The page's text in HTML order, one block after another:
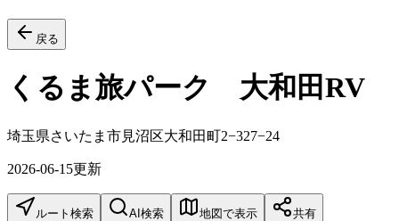
戻る
くるま旅パーク 大和田RV
埼玉県さいたま市見沼区大和田町2−327−24
2026-06-15更新
ルート検索 AI検索 地図で表示 共有